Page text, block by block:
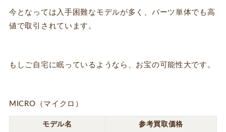
今となっては入手困難なモデルが多く、パーツ単体でも高
値で取引されています。
もしご自宅に眠っているようなら、お宝の可能性大です。
MICRO（マイクロ）
モデル名 参考買取価格